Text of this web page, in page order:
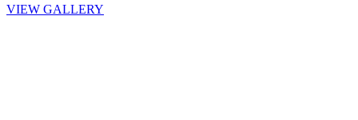
VIEW GALLERY